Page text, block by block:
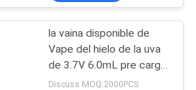
disponible de
34
la vaina disponible de
Vape del hielo de la uva
de 3.7V 6.0mL pre cargó
el acero inoxidable
Discuss MOQ:2000PCS